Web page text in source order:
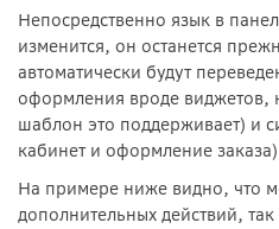
Непосредственно язык в
изменится, он останется
автоматически будут
оформления вроде виджетов,
шаблон это поддерживает) и
кабинет и оформление
На примере ниже видно, что
дополнительных действий,